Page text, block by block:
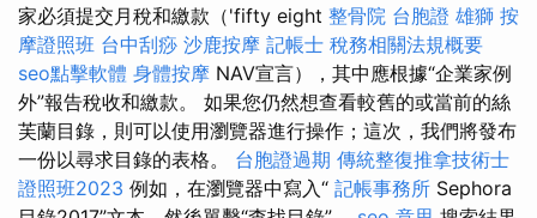
家必須提交月稅和繳款（'fifty eight 整骨院 台胞證 雄獅 按
摩證照班 台中刮痧 沙鹿按摩 記帳士 稅務相關法規概要
seo點擊軟體 身體按摩 NAV宣言），其中應根據“企業家例
外”報告稅收和繳款。 如果您仍然想查看較舊的或當前的絲
芙蘭目錄，則可以使用瀏覽器進行操作；這次，我們將發布
一份以尋求目錄的表格。 台胞證過期 傳統整復推拿技術士
證照班2023 例如，在瀏覽器中寫入“ 記帳事務所 Sephora